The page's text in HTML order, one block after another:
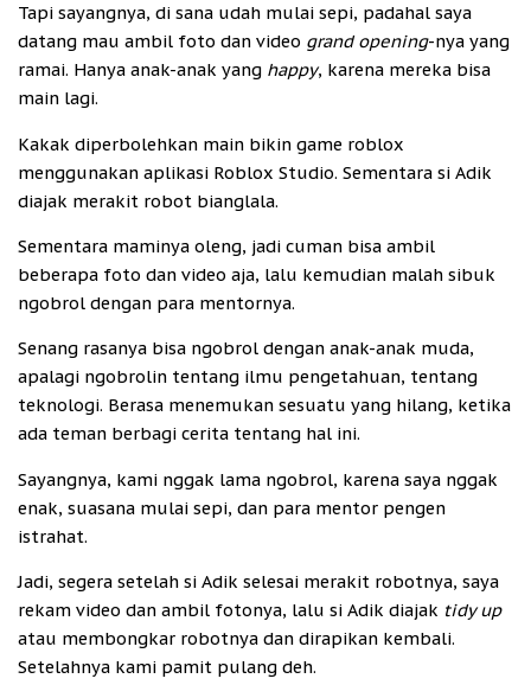
Tapi sayangnya, di sana udah mulai sepi, padahal saya
datang mau ambil foto dan video grand opening-nya yang
ramai. Hanya anak-anak yang happy, karena mereka bisa
main lagi.
Kakak diperbolehkan main bikin game roblox
menggunakan aplikasi Roblox Studio. Sementara si Adik
diajak merakit robot bianglala.
Sementara maminya oleng, jadi cuman bisa ambil
beberapa foto dan video aja, lalu kemudian malah sibuk
ngobrol dengan para mentornya.
Senang rasanya bisa ngobrol dengan anak-anak muda,
apalagi ngobrolin tentang ilmu pengetahuan, tentang
teknologi. Berasa menemukan sesuatu yang hilang, ketika
ada teman berbagi cerita tentang hal ini.
Sayangnya, kami nggak lama ngobrol, karena saya nggak
enak, suasana mulai sepi, dan para mentor pengen
istrahat.
Jadi, segera setelah si Adik selesai merakit robotnya, saya
rekam video dan ambil fotonya, lalu si Adik diajak tidy up
atau membongkar robotnya dan dirapikan kembali.
Setelahnya kami pamit pulang deh.